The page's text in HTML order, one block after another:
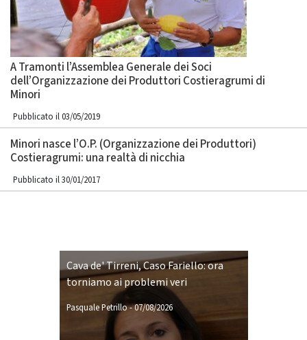
A Tramonti l’Assemblea Generale dei Soci
dell’Organizzazione dei Produttori Costieragrumi di
Minori
Pubblicato il 03/05/2019
Minori nasce l’O.P. (Organizzazione dei Produttori)
Costieragrumi: una realtà di nicchia
Pubblicato il 30/01/2017
Cava de' Tirreni, Caso Fariello: ora
torniamo ai problemi veri
Pasquale Petrillo-07/08/2026